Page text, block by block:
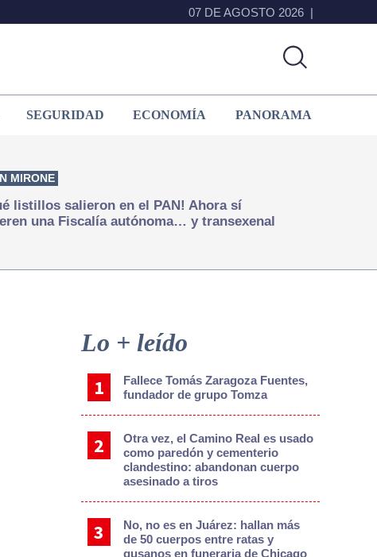
07 DE AGOSTO 2026
SEGURIDAD ECONOMÍA PANORAMA
MIRONE
listillos salieron en el PAN! Ahora sí
una Fiscalía autónoma… y transexenal
Sidebar
Lo + leído
Fallece Tomás Zaragoza Fuentes,
fundador de grupo Tomza
Otra vez, el Camino Real es usado
como paredón y cementerio
clandestino: abandonan cuerpo
asesinado a tiros
No, no es en Juárez: hallan más
de 50 cuerpos entre ratas y
gusanos en funeraria de Chicago